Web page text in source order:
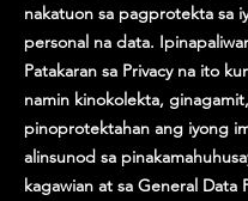
nakatuon sa pagprotekta sa
personal na data.
Patakaran sa Privacy na ito
namin kinokolekta,
pinoprotektahan ang iyong
alinsunod sa
kagawian at sa General Data